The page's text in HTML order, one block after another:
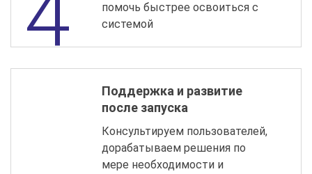
помочь быстрее освоиться с
системой
Поддержка и развитие
после запуска
Консультируем пользователей,
дорабатываем решения по
мере необходимости и